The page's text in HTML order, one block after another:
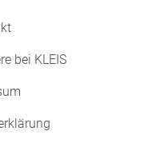
bei KLEIS